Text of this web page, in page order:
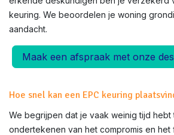
keuring. We beoordelen je woning
aandacht.
Maak een afspraak met onze
Hoe snel kan een EPC keuring
We begrijpen dat je vaak weinig tijd hebt
ondertekenen van het compromis en het